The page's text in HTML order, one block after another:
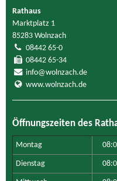
Rathaus
Marktplatz 1
85283 Wolnzach
08442 65-0
08442 65-34
info@wolnzach.de
www.wolnzach.de
Öffnungszeiten des
Montag
Dienstag